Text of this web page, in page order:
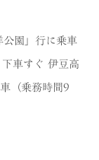
公園」行に乗車
車すぐ 伊豆高
（乗務時間9